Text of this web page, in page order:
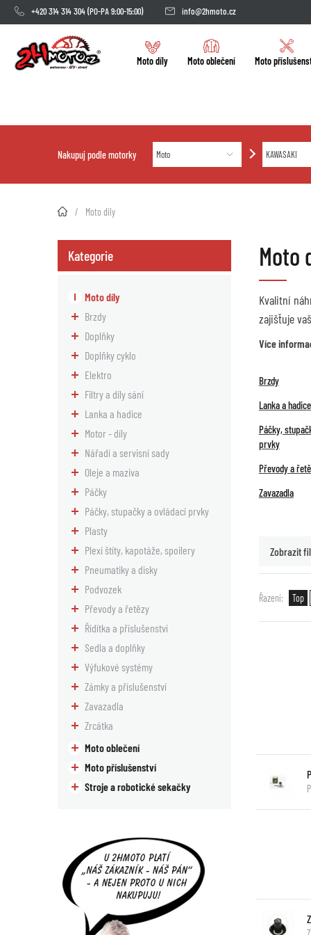
+420 314 314 304(PO-PA 9:00-15:00) info@2hmoto.cz
Moto díly Moto oblečení Moto
Nakupuj podle motorky
2HMOTO.cz Moto díly
Kategorie
Moto díly
Brzdy
Doplňky
Doplňky cyklo
Elektro
Filtry a díly sání
Lanka a hadice
Motor - díly
Nářadí a servisní sady
Oleje a maziva
Páčky
Páčky, stupačky a ovládací prvky
Plasty
Plexi štíty, kapotáže, spoilery
Pneumatiky a disky
Podvozek
Převody a řetězy
Řídítka a příslušenství
Sedla a doplňky
Výfukové systémy
Zámky a příslušenství
Zavazadla
Zrcátka
Moto oblečení
Moto příslušenství
Stroje a robotické sekačky
Moto
Kvalitní
zajišťuje
Více
Brzdy
Lanka a hadice
Páčky,
prvky
Převody a
Zavazadla
Zobrazit
Řazení Top